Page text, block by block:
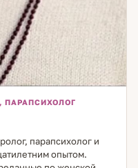
ПАРАПСИХОЛОГ
парапсихолог и
опытом.